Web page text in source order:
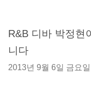
R&B 디바 박정현
니다
2013년 9월 6일 금요일